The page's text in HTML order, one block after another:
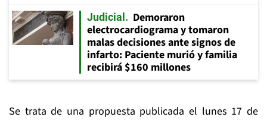
Judicial
Demoraron
electrocardiograma y tomaron
malas decisiones ante signos de
infarto: Paciente murió y familia
recibirá $160 millones
Se trata de una propuesta publicada el lunes 17 de